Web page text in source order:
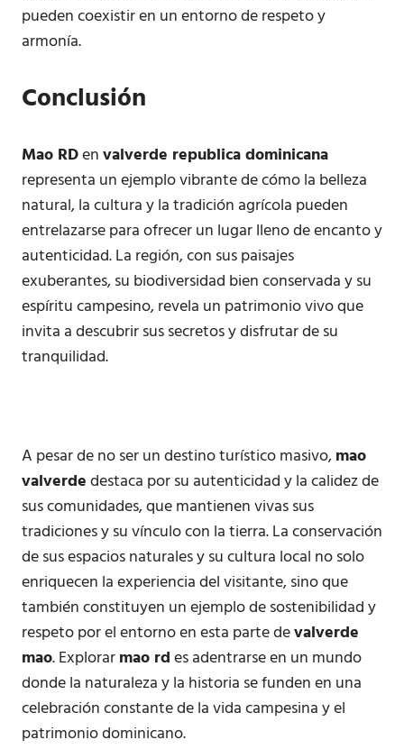
pueden coexistir en un entorno de respeto y
armonía.
Conclusión
Mao RDenvalverde republica dominicana
representa un ejemplo vibrante de cómo la belleza
natural, la cultura y la tradición agrícola pueden
entrelazarse para ofrecer un lugar lleno de encanto y
autenticidad. La región, con sus paisajes
exuberantes, su biodiversidad bien conservada y su
espíritu campesino, revela un patrimonio vivo que
invita a descubrir sus secretos y disfrutar de su
tranquilidad.
A pesar de no ser un destino turístico masivo,mao
valverdedestaca por su autenticidad y la calidez de
sus comunidades, que mantienen vivas sus
tradiciones y su vínculo con la tierra. La conservación
de sus espacios naturales y su cultura local no solo
enriquecen la experiencia del visitante, sino que
también constituyen un ejemplo de sostenibilidad y
respeto por el entorno en esta parte devalverde
mao. Explorarmao rdes adentrarse en un mundo
donde la naturaleza y la historia se funden en una
celebración constante de la vida campesina y el
patrimonio dominicano.